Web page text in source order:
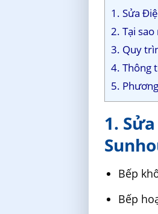
1. Sửa
2. Tại
3. Quy
4. Thông
5.
1.
Bếp
Bếp